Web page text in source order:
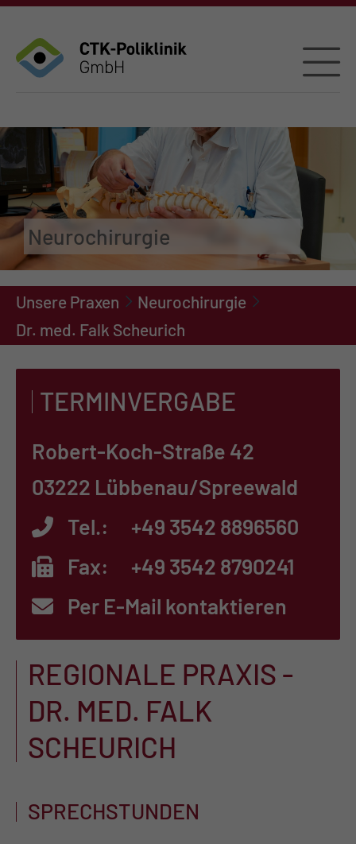
Neurochirurgie
Unsere Praxen
Neurochirurgie
Dr. med. Falk Scheurich
TERMINVERGABE
Robert-Koch-Straße 42
03222 Lübbenau/Spreewald
Tel.:
+49 3542 8896560
Fax:
+49 3542 8790241
Per E-Mail kontaktieren
REGIONALE PRAXIS -
DR. MED. FALK
SCHEURICH
SPRECHSTUNDEN